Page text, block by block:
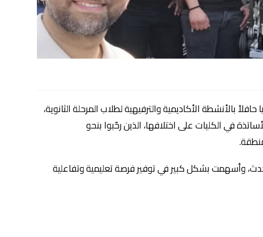
بالأنشطة الأكاديمية والترفيهية لطلاب المرحلة الثانوية،
في الكليات على اختلافها، الذين رحّبوا بنحو
وأسهمت بشكل كبير في توفير فرصة تعليمية وتفاعلية